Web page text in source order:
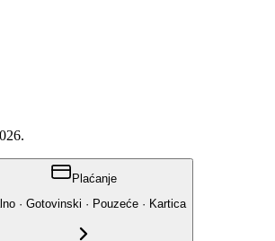
Plaćanje
· Gotovinski · Pouzeće · Kartica